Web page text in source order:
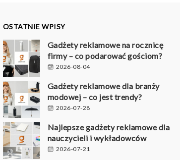
OSTATNIE WPISY
Gadżety reklamowe na rocznicę
firmy – co podarować gościom?
2026-08-04
Gadżety reklamowe dla branży
modowej – co jest trendy?
2026-07-28
Najlepsze gadżety reklamowe dla
nauczycieli i wykładowców
2026-07-21